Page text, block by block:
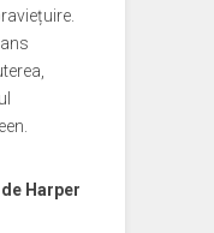
Harper